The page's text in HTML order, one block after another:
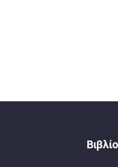
Βιβλίο